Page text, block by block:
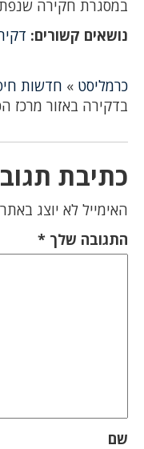
במסגרת חקירה
נושאים קשורים:
כרמליסט » חדשות
בדקירה באזור מרכז
כתיבת
האימייל לא יוצג
התגובה שלך *
שם